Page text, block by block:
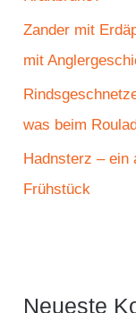
Zander mit
mit
was beim
Hadnsterz –
Frühstück
Neueste